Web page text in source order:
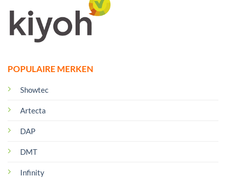
POPULAIRE MERKEN
Showtec
Artecta
DAP
DMT
Infinity